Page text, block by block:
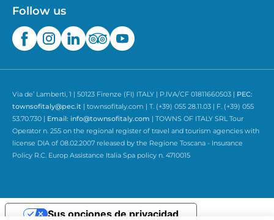
Follow us
Via de’ Lamberti, 1 | 50123 Firenze (FI) ITALY | P.IVA/CF 01811660503 | PEC:
townsofitaly@pec.it | townsofitaly.com | T. (+39) 055 28.11.03 | F. (+39) 055
53.70.730 | Email: info@townsofitaly.com | TOWNS OF ITALY SRL Tour
Operator n. 255 on the regional register of travel and tourism agencies with
license DIA of 08.02.2007 released by the Regione Toscana - Insurance
Policy R.C. Europ Assistance Italia Spa policy n. 4710015
Sus opciones de privacidad